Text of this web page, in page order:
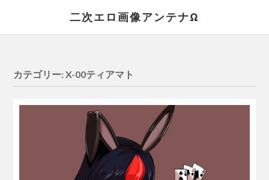
二次エロ画像アンテナΩ
カテゴリー:X-00ティアマト